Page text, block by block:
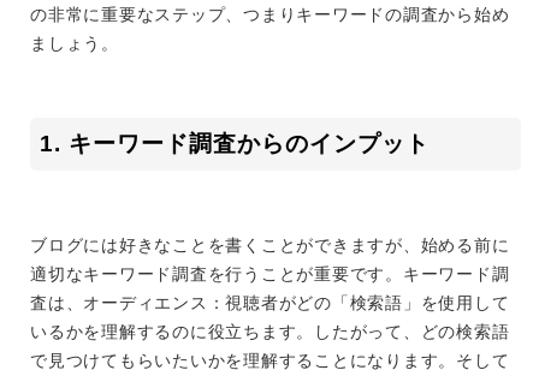
の非常に重要なステップ、つまりキーワードの調査から始め
ましょう。
1. キーワード調査からのインプット
ブログには好きなことを書くことができますが、始める前に
適切なキーワード調査を行うことが重要です。キーワード調
査は、 オーディエンス：視聴者がどの「検索語」を使用して
いるかを理解するのに役立ちます。したがって、どの検索語
で見つけてもらいたいかを理解することになります。そして